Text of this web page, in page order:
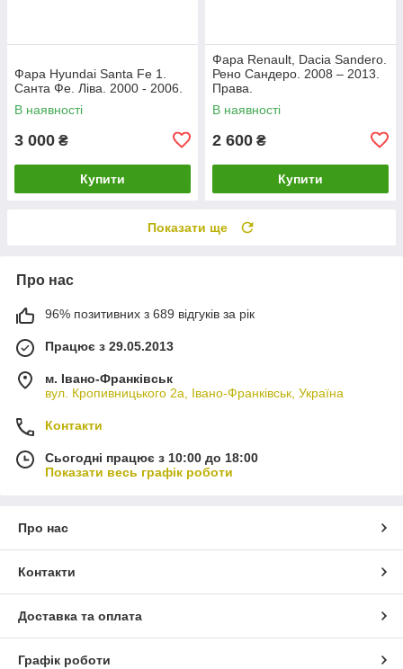
Фара Hyundai Santa Fe 1.
Санта Фе. Ліва. 2000 - 2006.
В наявності
3 000 ₴
Купити
Фара Renault, Dacia Sandero.
Рено Сандеро. 2008 – 2013.
Права.
В наявності
2 600 ₴
Купити
Показати ще
Про нас
96% позитивних з 689 відгуків за рік
Працює з 29.05.2013
м. Івано-Франківськ
вул. Кропивницького 2а, Івано-Франківськ, Україна
Контакти
Сьогодні працює з 10:00 до 18:00
Показати весь графік роботи
Про нас
Контакти
Доставка та оплата
Графік роботи